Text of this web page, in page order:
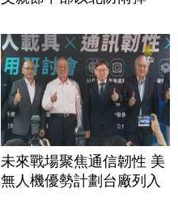
未來戰場聚焦通信韌性 美
無人機優勢計劃台廠列入